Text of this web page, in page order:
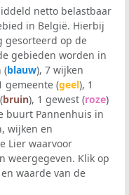
netto belastbaar
in België. Hierbij
gesorteerd op de
gebieden worden in
(blauw), 7 wijken
gemeente (geel), 1
bruin), 1 gewest (roze)
buurt Pannenhuis in
wijken en
Lier waarvoor
weergegeven. Klik op
waarde van de